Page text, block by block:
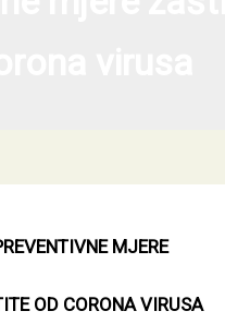
MJERE
OD CORONA VIRUSA